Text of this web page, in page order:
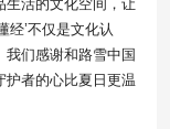
生活的文化空间，让
经’不仅是文化认
我们感谢和路雪中国
护者的心比夏日更温